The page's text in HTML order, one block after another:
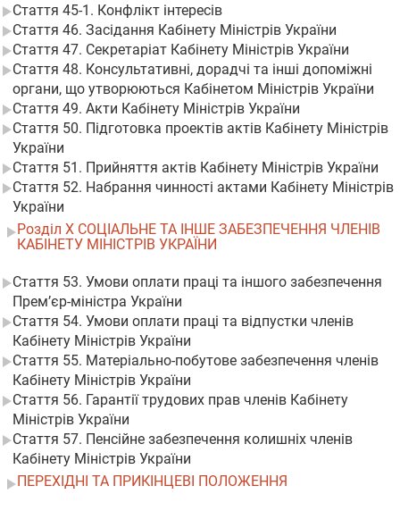
Стаття 45-1. Конфлікт інтересів
Стаття 46. Засідання Кабінету Міністрів України
Стаття 47. Секретаріат Кабінету Міністрів України
Стаття 48. Консультативні, дорадчі та інші допоміжні
органи, що утворюються Кабінетом Міністрів України
Стаття 49. Акти Кабінету Міністрів України
Стаття 50. Підготовка проектів актів Кабінету Міністрів
України
Стаття 51. Прийняття актів Кабінету Міністрів України
Стаття 52. Набрання чинності актами Кабінету Міністрів
України
Розділ X СОЦІАЛЬНЕ ТА ІНШЕ ЗАБЕЗПЕЧЕННЯ ЧЛЕНІВ
КАБІНЕТУ МІНІСТРІВ УКРАЇНИ
Стаття 53. Умови оплати праці та іншого забезпечення
Прем’єр-міністра України
Стаття 54. Умови оплати праці та відпустки членів
Кабінету Міністрів України
Стаття 55. Матеріально-побутове забезпечення членів
Кабінету Міністрів України
Стаття 56. Гарантії трудових прав членів Кабінету
Міністрів України
Стаття 57. Пенсійне забезпечення колишніх членів
Кабінету Міністрів України
ПЕРЕХІДНІ ТА ПРИКІНЦЕВІ ПОЛОЖЕННЯ